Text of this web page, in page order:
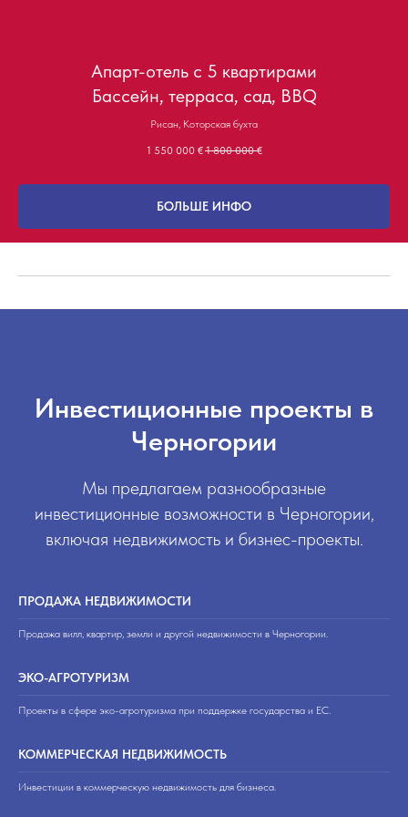
Апарт-отель с 5 квартирами
Бассейн, терраса, сад, BBQ
Рисан, Которская бухта
1 550 000 € 1 800 000 €
БОЛЬШЕ ИНФО
Инвестиционные проекты в
Черногории
Мы предлагаем разнообразные
инвестиционные возможности в Черногории,
включая недвижимость и бизнес-проекты.
ПРОДАЖА НЕДВИЖИМОСТИ
Продажа вилл, квартир, земли и другой недвижимости в Черногории.
ЭКО-АГРОТУРИЗМ
Проекты в сфере эко-агротуризма при поддержке государства и ЕС.
КОММЕРЧЕСКАЯ НЕДВИЖИМОСТЬ
Инвестиции в коммерческую недвижимость для бизнеса.